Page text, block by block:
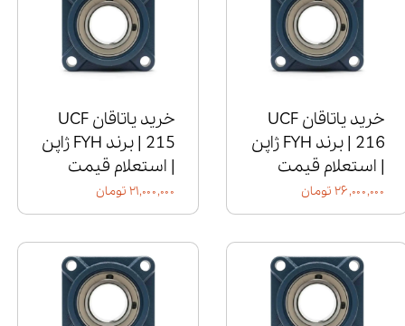
خرید یاتاقان UCF
216 | برند FYH ژاپن
| استعلام قیمت
۲۶,۰۰۰,۰۰۰ تومان
خرید یاتاقان UCF
215 | برند FYH ژاپن
| استعلام قیمت
۲۱,۰۰۰,۰۰۰ تومان